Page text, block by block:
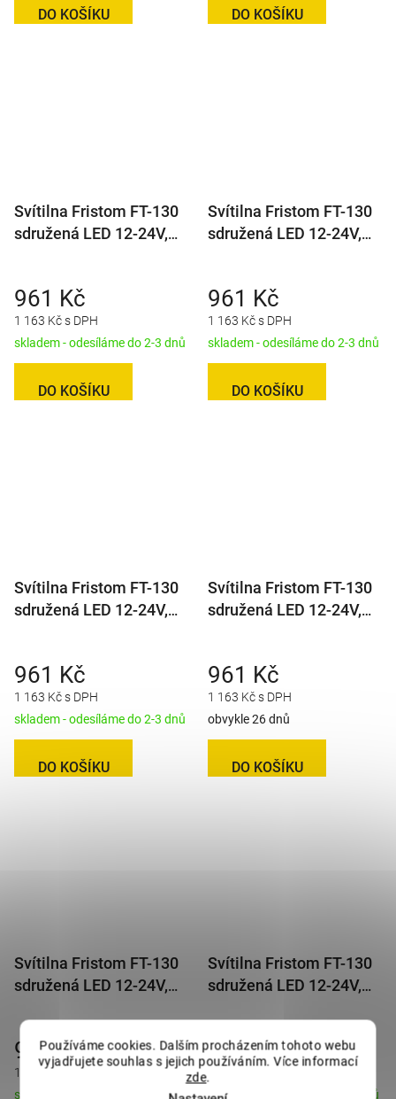
Používáme cookies. Dalším procházením tohoto webu
vyjadřujete souhlas s jejich používáním. Více informací
zde.
DO KOŠÍKU DO KOŠÍKU
Svítilna Fristom FT-130
sdružená LED 12-24V,
1 163 Kč s DPH
961 Kč
skladem - odesíláme do 2-3 dnů
DO KOŠÍKU
Svítilna Fristom FT-130
sdružená LED 12-24V,
1 163 Kč s DPH
961 Kč
skladem - odesíláme do 2-3 dnů
DO KOŠÍKU
Svítilna Fristom FT-130
sdružená LED 12-24V,
1 163 Kč s DPH
961 Kč
skladem - odesíláme do 2-3 dnů
DO KOŠÍKU
Svítilna Fristom FT-130
sdružená LED 12-24V,
1 163 Kč s DPH
961 Kč
obvykle 26 dnů
DO KOŠÍKU
Svítilna Fristom FT-130
sdružená LED 12-24V,
1 163 Kč s DPH
961 Kč
skladem - odesíláme do 2-3 dnů
Svítilna Fristom FT-130
sdružená LED 12-24V,
961 Kč
skladem - odesíláme do 2-3 dnů